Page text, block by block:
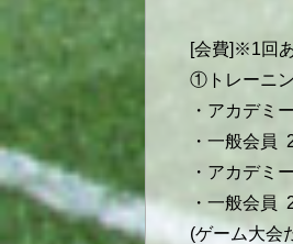
[会費]※1回
①トレーニ
・アカデミ
・一般会員
・アカデミ
・一般会員
(ゲーム大会